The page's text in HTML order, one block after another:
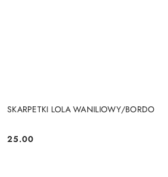
SKARPETKI LOLA WANILIOWY/BORDO
Cena:
25.00